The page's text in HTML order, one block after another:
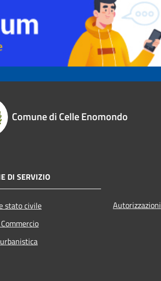
Comune di Celle Enomondo
DI SERVIZIO
stato civile
Autorizzazioni